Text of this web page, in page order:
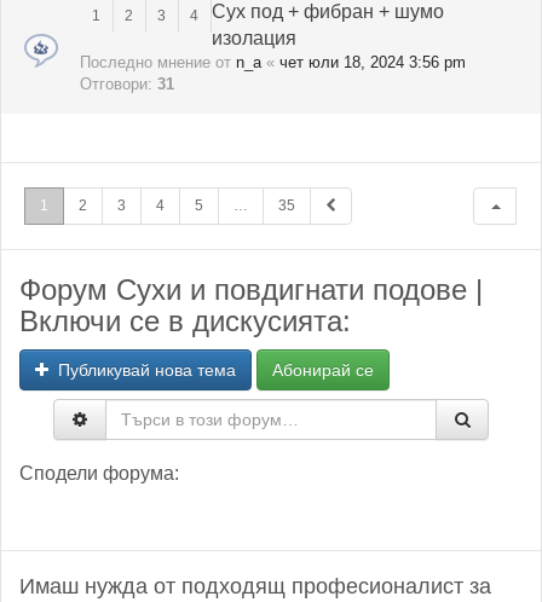
1 2 3 4
Сух под + фибран + шумо
изолация
Последно мнение от n_a« чет юли 18, 2024 3:56 pm
Отговори: 31
1 2 3 4 5 … 35
Форум Сухи и повдигнати подове |
Включи се в дискусията:
Публикувай нова тема Абонирай се
Сподели форума:
Имаш нужда от подходящ професионалист за